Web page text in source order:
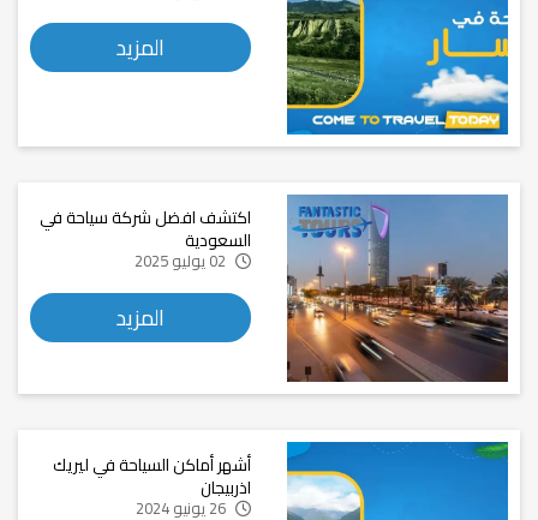
المزيد
اكتشف افضل شركة سياحة في
السعودية
المزيد
أشهر أماكن السياحة في ليريك
اذربيجان